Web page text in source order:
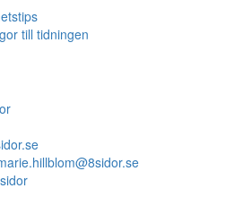
till tidningen